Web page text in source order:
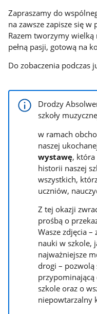
Zapraszamy do
na zawsze zapisze się w
Razem tworzymy wielką
pełną pasji, gotową na
Do zobaczenia podczas
Drodzy
szkoły
w ramach
naszej
wystawę,
historii naszej
wszystkich,
uczniów,
Z tej okazji
prośbą o
Wasze zdjęcia
nauki w szkole,
najważniejsze
drogi –
przypominającą
szkole oraz o
niepowtarzalny